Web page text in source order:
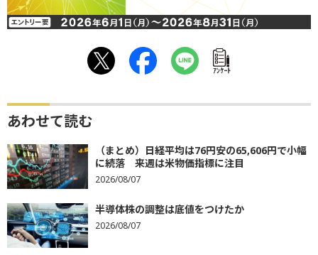
ｱﾝｹｰﾄ
あわせて読む
（まとめ）日経平均は76円安の65,606円で小幅
に続落 来週は米物価指標に注目
2026/08/07
半導体株の調整は底値をつけたか
2026/08/07